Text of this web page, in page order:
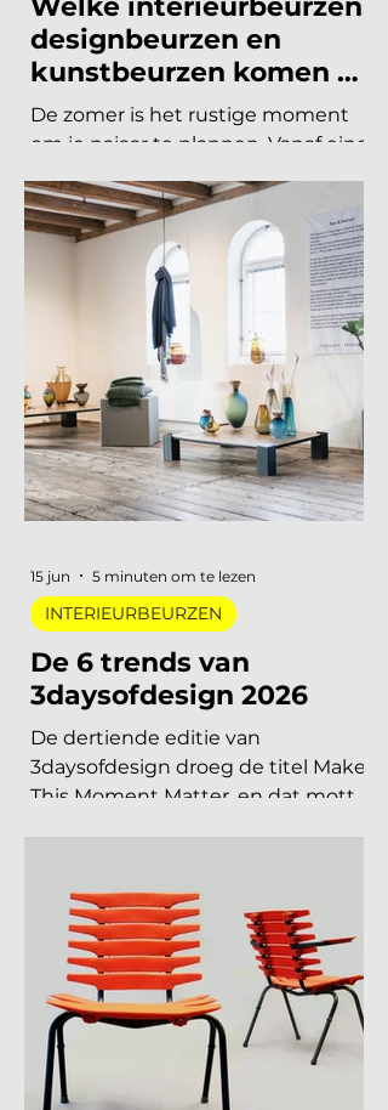
Welke interieurbeurzen,
designbeurzen en
nog aan in 2026?
De zomer is het rustige moment
om je najaar te plannen. Vanaf eind
augustus draait de
beurzencarrousel weer op volle
toeren, met een Nederlandse en
Belgische agenda die piekt in
september en november, en een
internationale kalender die loopt
van Helsinki tot Miami. Hieronder
vind je alle relevante
interieurbeurzen, designbeurzen
gezet. Handig om vast in je
agenda te blokken. Welke
interieurbeurzen, designbeurzen
INTERIEURBEURZEN
19 jun 8 minuten om te lezen
De 6 trends van
3daysofdesign 2026
This Moment Matter, en dat motto
sijpelde door in elke showroom. In
2026 meer dan vierhonderd
merken, ruim 120.000 bezoekers,
acht stadsdelen. De zoete pastels
van een paar jaar geleden zijn
verdwenen. Wat overblijft is koeler,
eerlijker en doordachter: koel
INTERIEURBEURZEN
15 jun 5 minuten om te lezen